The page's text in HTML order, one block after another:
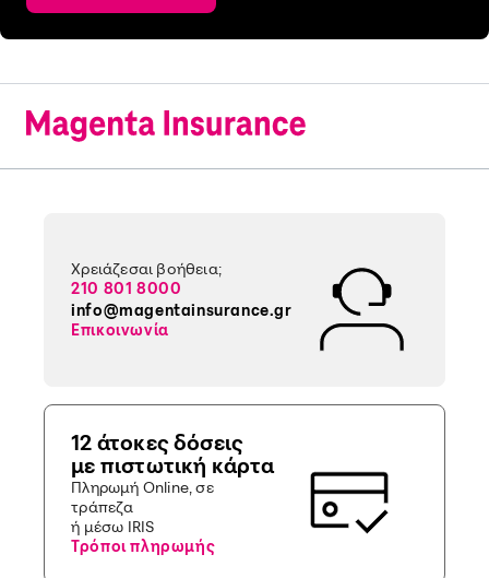
Χρειάζεσαι βοήθεια;
210 801 8000
info@magentainsurance.gr
Επικοινωνία
12 άτοκες δόσεις
με πιστωτική κάρτα
Πληρωμή Online, σε
τράπεζα
ή μέσω IRIS
Τρόποι πληρωμής